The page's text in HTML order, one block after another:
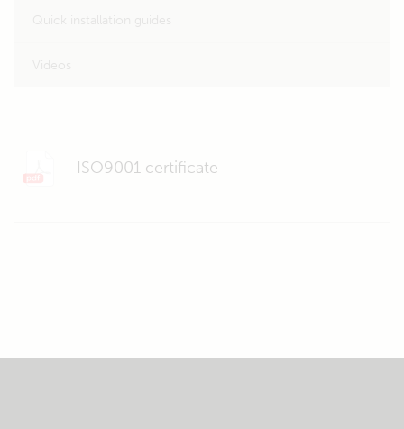
ISO9001 certificate